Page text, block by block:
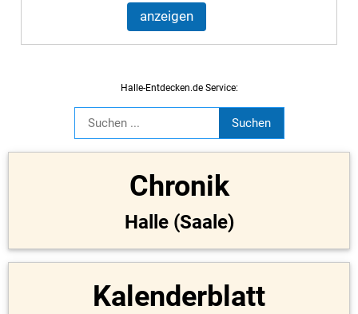
anzeigen
Halle-Entdecken.de Service:
Chronik
Halle (Saale)
Kalenderblatt